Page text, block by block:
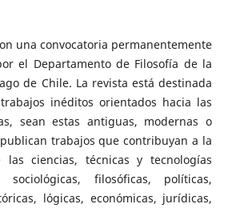
una convocatoria permanentemente
el Departamento de Filosofía de la
de Chile. La revista está destinada
inéditos orientados hacia las
sean estas antiguas, modernas o
trabajos que contribuyan a la
las ciencias, técnicas y tecnologías
sociológicas, filosóficas, políticas,
lógicas, económicas, jurídicas,